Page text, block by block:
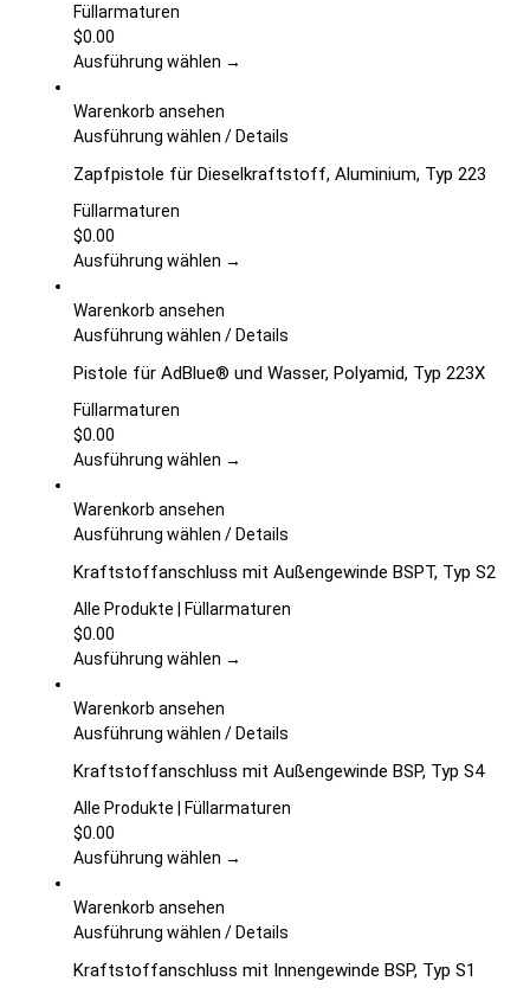
Die
auf
Produktseite
Füllarmaturen
$0.00
Ausführung wählen →
Warenkorb ansehen
Ausführung wählen Dieses
weist
auf.
können
der
werden
/Details
Zapfpistole für Dieselkraftstoff, Aluminium, Typ 223
Füllarmaturen
$0.00
Ausführung wählen →
Warenkorb ansehen
Ausführung wählen Dieses
weist
auf.
können
der
Produktseite
werden
/Details
Pistole für AdBlue® und Wasser, Polyamid, Typ 223X
Füllarmaturen
$0.00
Ausführung wählen →
Warenkorb ansehen
Ausführung wählen Dieses
weist
mehrere
auf.
können
der
Produktseite
werden
/Details
Kraftstoffanschluss mit Außengewinde BSPT, Typ S2
Alle Produkte | Füllarmaturen
$0.00
Ausführung wählen →
Warenkorb ansehen
Ausführung wählen Dieses
weist
mehrere
auf.
können
der
/Details
Kraftstoffanschluss mit Außengewinde BSP, Typ S4
Alle Produkte | Füllarmaturen
$0.00
Ausführung wählen →
Warenkorb ansehen
Ausführung wählen Dieses
weist
/Details
Kraftstoffanschluss mit Innengewinde BSP, Typ S1